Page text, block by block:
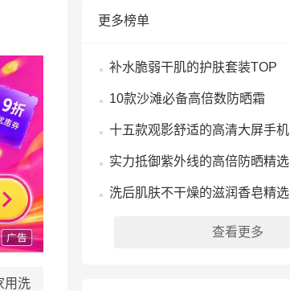
用洗
更多榜单
补水脆弱干肌的护肤套装TOP
10款沙滩必备高倍数防晒霜
十五款观影舒适的高清大屏手机
实力抵御紫外线的高倍防晒精选
洗后肌肤不干燥的滋润香皂精选
查看更多